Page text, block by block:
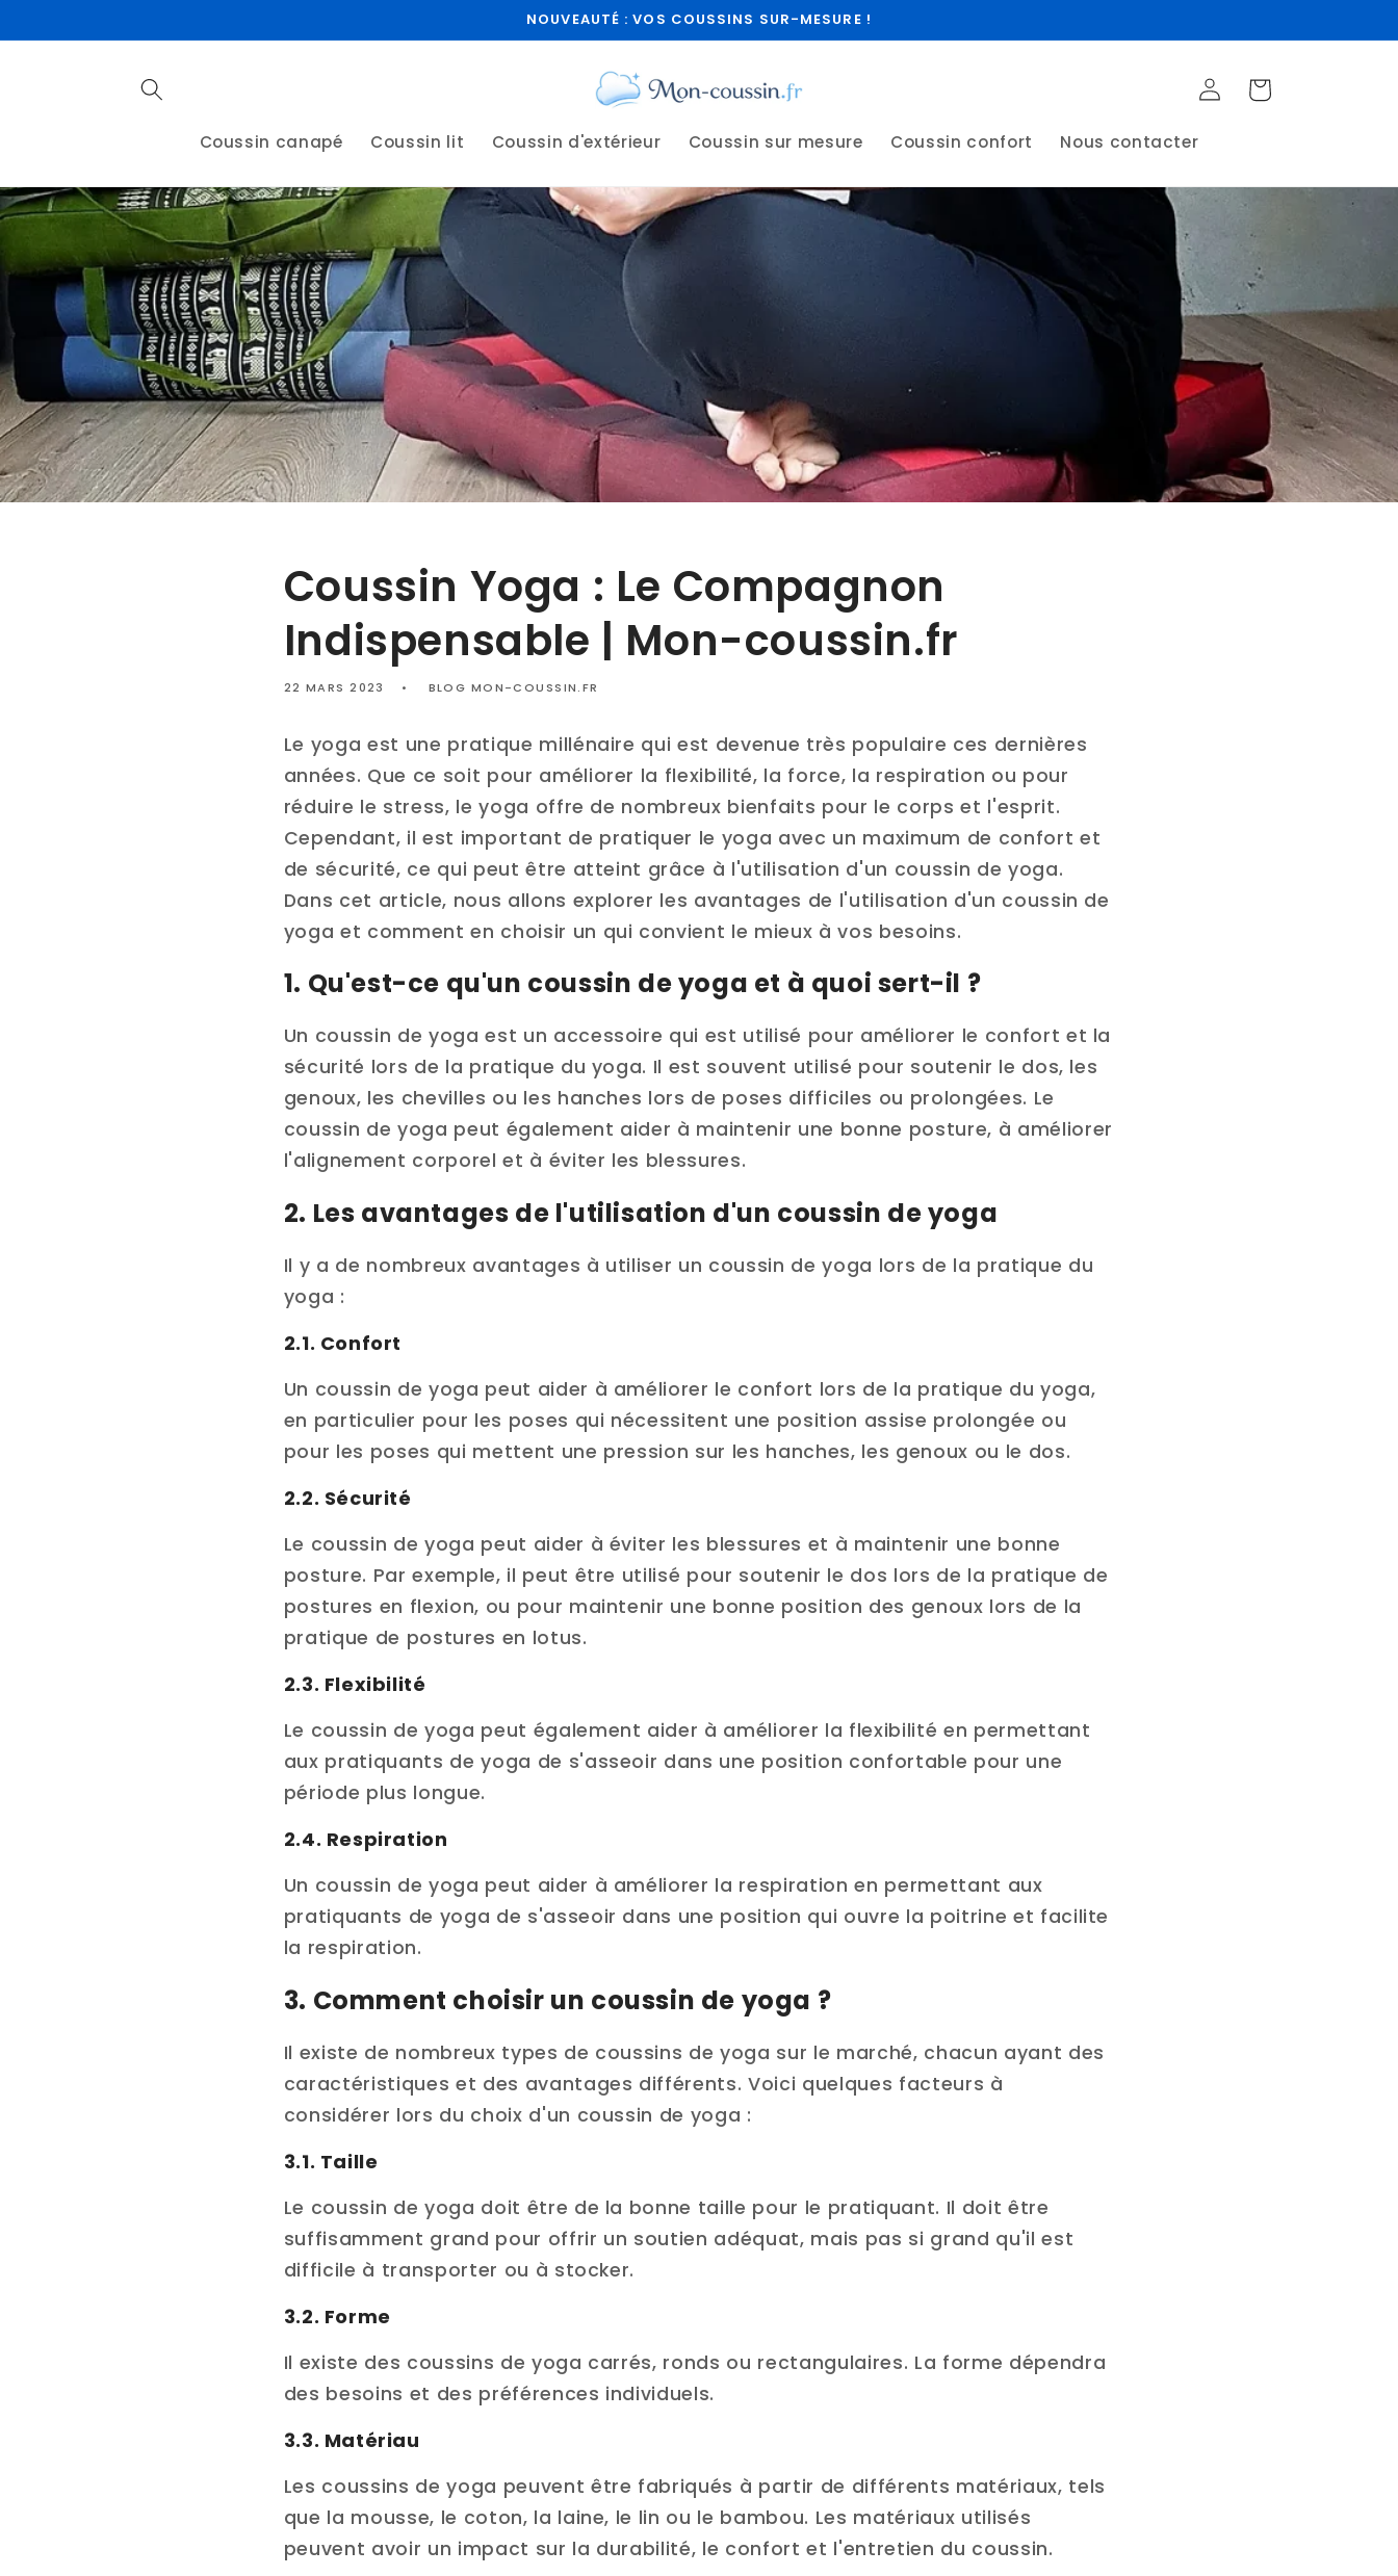
au
NOUVEAUTÉ : VOS COUSSINS SUR-MESURE !
Coussin canapé Coussin lit Coussin d'extérieur Coussin sur mesure Coussin confort Nous contacter
ConnexionPanier
Coussin Yoga : Le Compagnon
Indispensable | Mon-coussin.fr
22 MARS 2023 BLOG MON-COUSSIN.FR
Le yoga est une pratique millénaire qui est devenue très populaire ces dernières
années. Que ce soit pour améliorer la flexibilité, la force, la respiration ou pour
réduire le stress, le yoga offre de nombreux bienfaits pour le corps et l'esprit.
Cependant, il est important de pratiquer le yoga avec un maximum de confort et
de sécurité, ce qui peut être atteint grâce à l'utilisation d'un coussin de yoga.
Dans cet article, nous allons explorer les avantages de l'utilisation d'un coussin de
yoga et comment en choisir un qui convient le mieux à vos besoins.
1. Qu'est-ce qu'un coussin de yoga et à quoi sert-il ?
Un coussin de yoga est un accessoire qui est utilisé pour améliorer le confort et la
sécurité lors de la pratique du yoga. Il est souvent utilisé pour soutenir le dos, les
genoux, les chevilles ou les hanches lors de poses difficiles ou prolongées. Le
coussin de yoga peut également aider à maintenir une bonne posture, à améliorer
l'alignement corporel et à éviter les blessures.
2. Les avantages de l'utilisation d'un coussin de yoga
Il y a de nombreux avantages à utiliser un coussin de yoga lors de la pratique du
yoga :
2.1. Confort
Un coussin de yoga peut aider à améliorer le confort lors de la pratique du yoga,
en particulier pour les poses qui nécessitent une position assise prolongée ou
pour les poses qui mettent une pression sur les hanches, les genoux ou le dos.
2.2. Sécurité
Le coussin de yoga peut aider à éviter les blessures et à maintenir une bonne
posture. Par exemple, il peut être utilisé pour soutenir le dos lors de la pratique de
postures en flexion, ou pour maintenir une bonne position des genoux lors de la
pratique de postures en lotus.
2.3. Flexibilité
Le coussin de yoga peut également aider à améliorer la flexibilité en permettant
aux pratiquants de yoga de s'asseoir dans une position confortable pour une
période plus longue.
2.4. Respiration
Un coussin de yoga peut aider à améliorer la respiration en permettant aux
pratiquants de yoga de s'asseoir dans une position qui ouvre la poitrine et facilite
la respiration.
3. Comment choisir un coussin de yoga ?
Il existe de nombreux types de coussins de yoga sur le marché, chacun ayant des
caractéristiques et des avantages différents. Voici quelques facteurs à
considérer lors du choix d'un coussin de yoga :
3.1. Taille
Le coussin de yoga doit être de la bonne taille pour le pratiquant. Il doit être
suffisamment grand pour offrir un soutien adéquat, mais pas si grand qu'il est
difficile à transporter ou à stocker.
3.2. Forme
Il existe des coussins de yoga carrés, ronds ou rectangulaires. La forme dépendra
des besoins et des préférences individuels.
3.3. Matériau
Les coussins de yoga peuvent être fabriqués à partir de différents matériaux, tels
que la mousse, le coton, la laine, le lin ou le bambou. Les matériaux utilisés
peuvent avoir un impact sur la durabilité, le confort et l'entretien du coussin.